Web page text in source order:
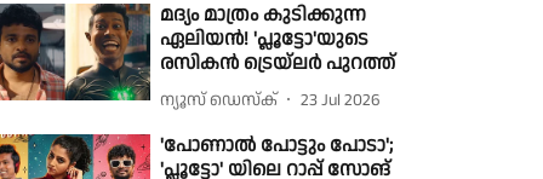
മദ്യം മാത്രം കുടിക്കുന്ന
ഏലിയൻ! 'പ്ലൂട്ടോ'യുടെ
രസികൻ ട്രെയ്‌ലർ പുറത്ത്
ന്യൂസ് ഡെസ്ക് 23 Jul 2026
'പോണാൽ പോട്ടും പോടാ';
'പ്ലൂട്ടോ' യിലെ റാപ്പ് സോങ്